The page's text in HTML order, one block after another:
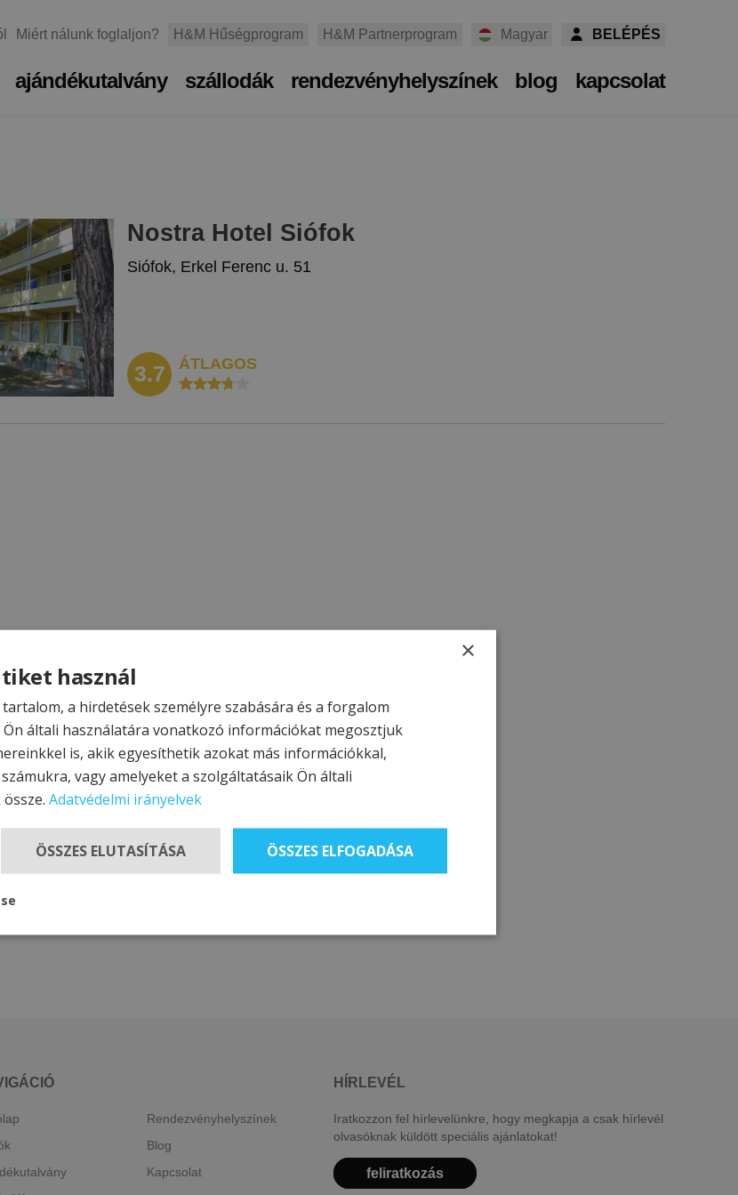
Miért nálunk foglaljon? H&M Hűségprogram H&M Partnerprogram Magyar BELÉPÉS
ajándékutalvány szállodák rendezvényhelyszínek blog kapcsolat
Nostra Hotel Siófok
Siófok, Erkel Ferenc u. 51
3.7 ÁTLAGOS
Rendezvényhelyszínek
Blog
Kapcsolat
HÍRLEVÉL
Iratkozzon fel hírlevelünkre, hogy megkapja a csak hírlevél
olvasóknak küldött speciális ajánlatokat!
feliratkozás
×
használ
a hirdetések személyre szabására és a forgalom
Ön általi használatára vonatkozó információkat megosztjuk
is, akik egyesíthetik azokat más információkkal,
vagy amelyeket a szolgáltatásaik Ön általi
Adatvédelmi irányelvek
ÖSSZES ELFOGADÁSA
ÖSSZES ELUTASÍTÁSA